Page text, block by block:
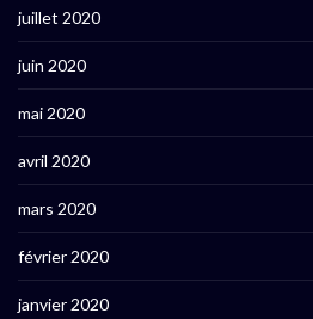
juillet 2020
juin 2020
mai 2020
avril 2020
mars 2020
février 2020
janvier 2020